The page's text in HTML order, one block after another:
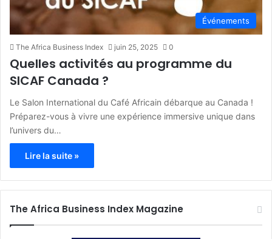
Événements
The Africa Business Index juin 25, 2025 0
Quelles activités au programme du
SICAF Canada ?
Le Salon International du Café Africain débarque au Canada !
Préparez-vous à vivre une expérience immersive unique dans
l’univers du…
Lire la suite »
The Africa Business Index Magazine